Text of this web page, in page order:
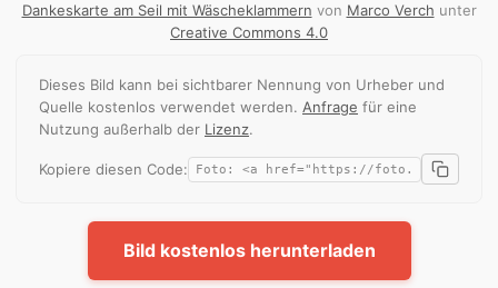
Dankeskarte am Seil mit Wäscheklammern von Marco Verch unter
Creative Commons 4.0
Dieses Bild kann bei sichtbarer Nennung von Urheber und
Quelle kostenlos verwendet werden. Anfrage für eine
Nutzung außerhalb der Lizenz.
Kopiere diesen Code:
Bild kostenlos herunterladen